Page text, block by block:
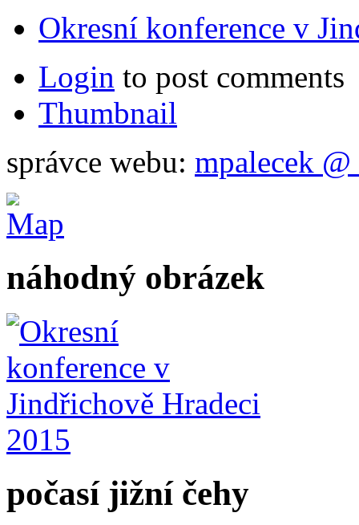
Okresní konference v
Login to post comments
Thumbnail
správce webu: mpalecek @
náhodný obrázek
počasí jižní čehy